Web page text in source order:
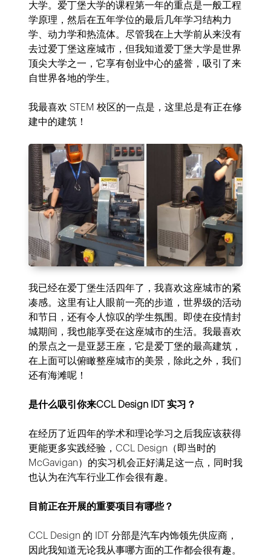
大学。爱丁堡大学的课程第一年的重点是一般工程
学原理，然后在五年学位的最后几年学习结构力
学、动力学和热流体。尽管我在上大学前从来没有
去过爱丁堡这座城市，但我知道爱丁堡大学是世界
顶尖大学之一，它享有创业中心的盛誉，吸引了来
自世界各地的学生。
我最喜欢 STEM 校区的一点是，这里总是有正在修
建中的建筑！
我已经在爱丁堡生活四年了，我喜欢这座城市的紧
凑感。这里有让人眼前一亮的步道，世界级的活动
和节日，还有令人惊叹的学生氛围。即使在疫情封
城期间，我也能享受在这座城市的生活。我最喜欢
的景点之一是亚瑟王座，它是爱丁堡的最高建筑，
在上面可以俯瞰整座城市的美景，除此之外，我们
还有海滩呢！
是什么吸引你来CCL Design IDT 实习？
在经历了近四年的学术和理论学习之后我应该获得
更能更多实践经验，CCL Design（即当时的
McGavigan）的实习机会正好满足这一点，同时我
也认为在汽车行业工作会很有趣。
目前正在开展的重要项目有哪些？
CCL Design 的 IDT 分部是汽车内饰领先供应商，
因此我知道无论我从事哪方面的工作都会很有趣。